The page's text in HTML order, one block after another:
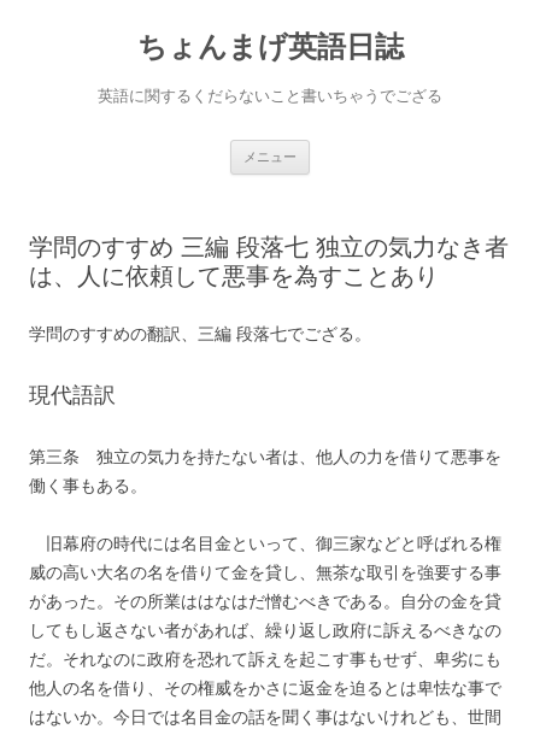
ちょんまげ英語日誌
英語に関するくだらないこと書いちゃうでござる
メニュー
ス
キ
ッ
学問のすすめ 三編 段落七 独立の気力なき者
は、人に依頼して悪事を為すことあり
学問のすすめの翻訳、三編 段落七でござる。
現代語訳
第三条 独立の気力を持たない者は、他人の力を借りて悪事を
働く事もある。
旧幕府の時代には名目金といって、御三家などと呼ばれる権
威の高い大名の名を借りて金を貸し、無茶な取引を強要する事
があった。その所業ははなはだ憎むべきである。自分の金を貸
してもし返さない者があれば、繰り返し政府に訴えるべきなの
だ。それなのに政府を恐れて訴えを起こす事もせず、卑劣にも
他人の名を借り、その権威をかさに返金を迫るとは卑怯な事で
はないか。今日では名目金の話を聞く事はないけれども、世間